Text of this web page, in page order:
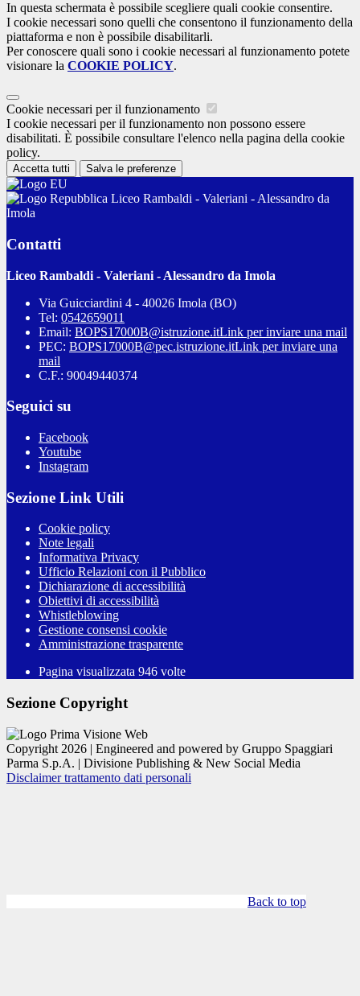
In questa schermata è possibile scegliere quali cookie consentire.
I cookie necessari sono quelli che consentono il funzionamento della
piattaforma e non è possibile disabilitarli.
Per conoscere quali sono i cookie necessari al funzionamento potete
visionare la COOKIE POLICY.
Cookie necessari per il funzionamento
I cookie necessari per il funzionamento non possono essere
disabilitati. È possibile consultare l'elenco nella pagina della cookie
policy.
Accetta tutti Salva le preferenze
Liceo Rambaldi - Valeriani - Alessandro da
Imola
Contatti
Liceo Rambaldi - Valeriani - Alessandro da Imola
Via Guicciardini 4 - 40026 Imola (BO)
Tel: 0542659011
Email: BOPS17000B@istruzione.itLink per inviare una mail
PEC: BOPS17000B@pec.istruzione.itLink per inviare una
mail
C.F.: 90049440374
Seguici su
Facebook
Youtube
Instagram
Sezione Link Utili
Cookie policy
Note legali
Informativa Privacy
Ufficio Relazioni con il Pubblico
Dichiarazione di accessibilità
Obiettivi di accessibilità
Whistleblowing
Gestione consensi cookie
Amministrazione trasparente
Pagina visualizzata 946 volte
Sezione Copyright
Copyright 2026 | Engineered and powered by Gruppo Spaggiari
Parma S.p.A. | Divisione Publishing & New Social Media
Disclaimer trattamento dati personali
Back to top